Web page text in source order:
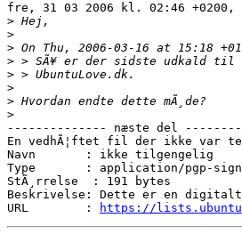
fre, 31 03 2006 kl. 02:46 +0200,
>
>
>
>
>
>
>
>
-------------- næste del
En vedhÃ¦ftet fil der ikke var
Navn       : ikke tilgengelig
Type       : application/pgp-
StÃ¸rrelse  : 191 bytes
Beskrivelse: Dette er en digitalt
URL        :
https://